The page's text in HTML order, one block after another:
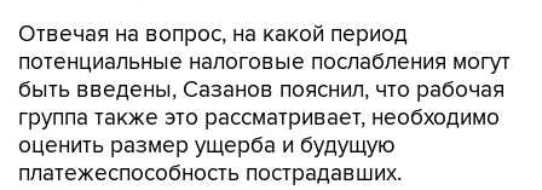
Отвечая на вопрос, на какой период
потенциальные налоговые послабления могут
быть введены, Сазанов пояснил, что рабочая
группа также это рассматривает, необходимо
оценить размер ущерба и будущую
платежеспособность пострадавших.